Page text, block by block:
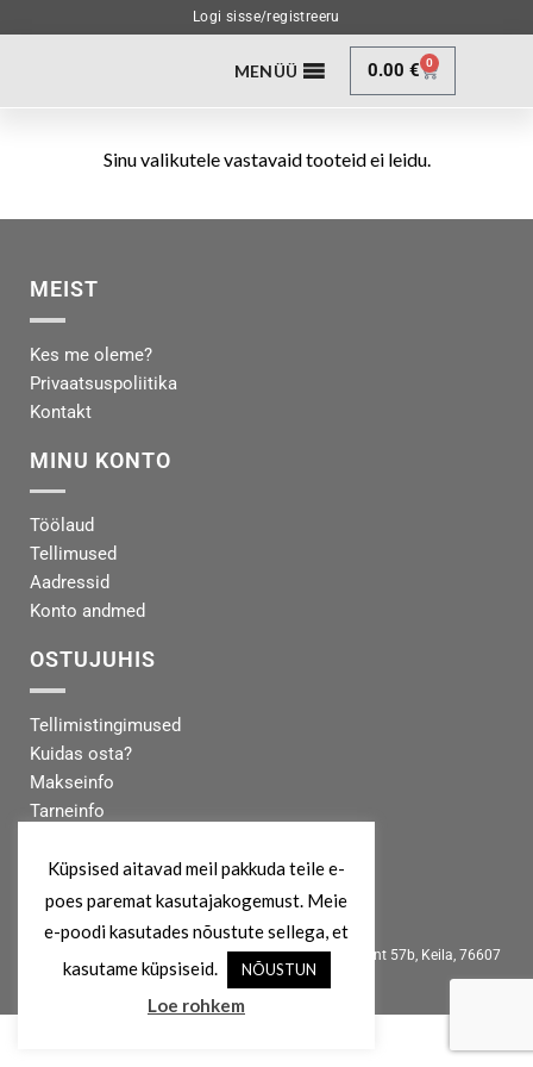
Logi sisse/registreeru
MENÜÜ 0.00€ 0
Sinu valikutele vastavaid tooteid ei leidu.
MEIST
Kes me oleme?
Privaatsuspoliitika
Kontakt
MINU KONTO
Töölaud
Tellimused
Aadressid
Konto andmed
OSTUJUHIS
Tellimistingimused
Kuidas osta?
Makseinfo
Tarneinfo
MEIST
Koertekeskus, Rõõmu Kaubamaja, Haapsalu mnt 57b, Keila, 76607
Küpsised aitavad meil pakkuda teile e-
poes paremat kasutajakogemust. Meie
e-poodi kasutades nõustute sellega, et
kasutame küpsiseid.
NÕUSTUN
Loe rohkem